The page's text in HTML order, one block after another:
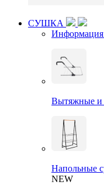
СУШКА
Информация
Вытяжные и
Напольные
NEW